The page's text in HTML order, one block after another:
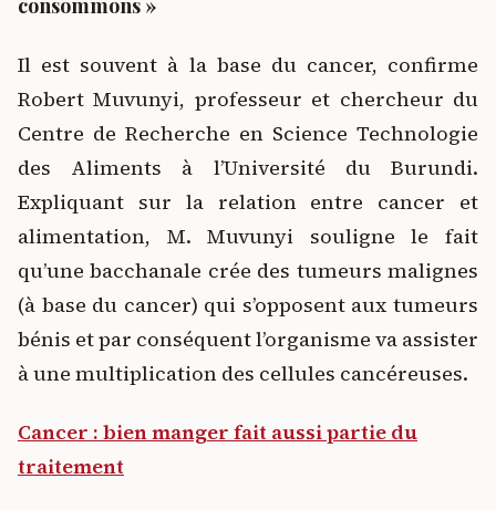
consommons »
Il est souvent à la base du cancer, confirme
Robert Muvunyi, professeur et chercheur du
Centre de Recherche en Science Technologie
des Aliments à l’Université du Burundi.
Expliquant sur la relation entre cancer et
alimentation, M. Muvunyi souligne le fait
qu’une bacchanale crée des tumeurs malignes
(à base du cancer) qui s’opposent aux tumeurs
bénis et par conséquent l’organisme va assister
à une multiplication des cellules cancéreuses.
Cancer : bien manger fait aussi partie du
traitement